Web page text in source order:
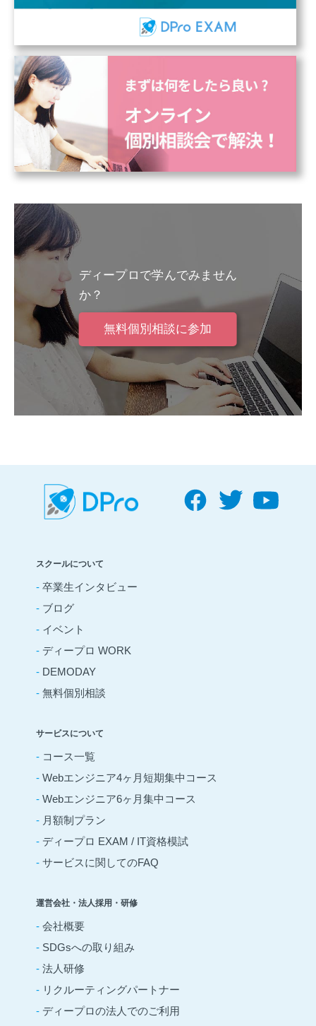
ディープロで学んでみません
か？
無料個別相談に参加
スクールについて
- 卒業生インタビュー
- ブログ
- イベント
- ディープロ WORK
- DEMODAY
- 無料個別相談
サービスについて
- コース一覧
- Webエンジニア4ヶ月短期集中コース
- Webエンジニア6ヶ月集中コース
- 月額制プラン
- ディープロ EXAM / IT資格模試
- サービスに関してのFAQ
運営会社・法人採用・研修
- 会社概要
- SDGsへの取り組み
- 法人研修
- リクルーティングパートナー
- ディープロの法人でのご利用